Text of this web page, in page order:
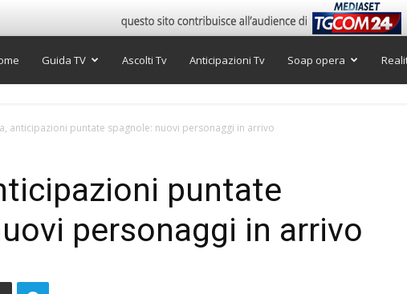
Guida TV Ascolti Tv Anticipazioni Tv Soap opera
anticipazioni puntate spagnole: nuovi personaggi in arrivo
puntate
personaggi in arrivo